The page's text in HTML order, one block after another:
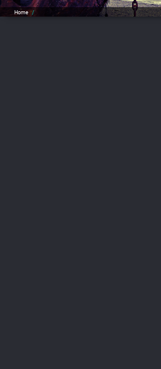
Home /